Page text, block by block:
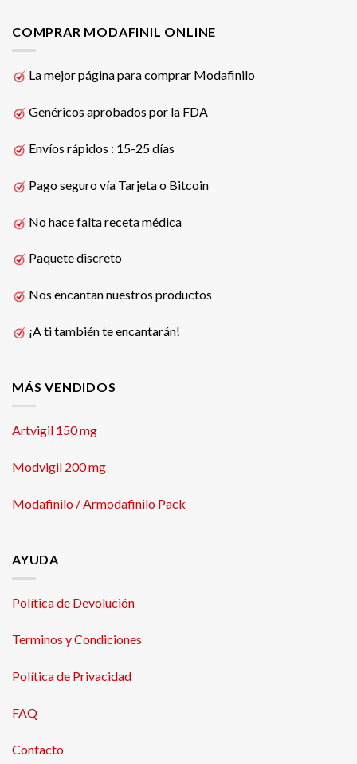
COMPRAR MODAFINIL ONLINE
La mejor página para comprar Modafinilo
Genéricos aprobados por la FDA
Envíos rápidos : 15-25 días
Pago seguro vía Tarjeta o Bitcoin
No hace falta receta médica
Paquete discreto
Nos encantan nuestros productos
¡A ti también te encantarán!
MÁS VENDIDOS
Artvigil 150 mg
Modvigil 200 mg
Modafinilo / Armodafinilo Pack
AYUDA
Política de Devolución
Terminos y Condiciones
Política de Privacidad
FAQ
Contacto